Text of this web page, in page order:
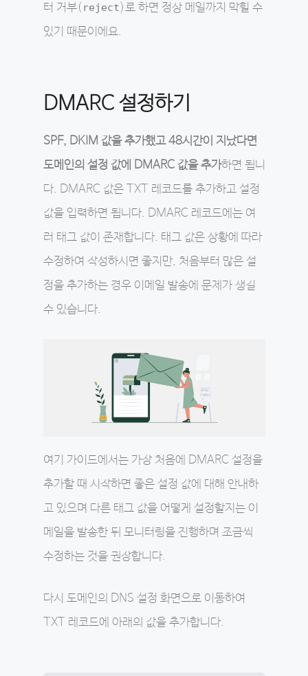
터 거부( reject)로 하면 정상 메일까지 막힐 수
있기 때문이에요.
DMARC 설정하기
SPF, DKIM 값을 추가했고 48시간이 지났다면
도메인의 설정 값에 DMARC 값을 추가하면 됩니
다. DMARC 값은 TXT 레코드를 추가하고 설정
값을 입력하면 됩니다. DMARC 레코드에는 여
러 태그 값이 존재합니다. 태그 값은 상황에 따라
수정하여 작성하시면 좋지만, 처음부터 많은 설
정을 추가하는 경우 이메일 발송에 문제가 생길
수 있습니다.
여기 가이드에서는 가장 처음에 DMARC 설정을
추가할 때 시작하면 좋은 설정 값에 대해 안내하
고 있으며 다른 태그 값을 어떻게 설정할지는 이
메일을 발송한 뒤 모니터링을 진행하며 조금씩
수정하는 것을 권장합니다.
다시 도메인의 DNS 설정 화면으로 이동하여
TXT 레코드에 아래의 값을 추가합니다.